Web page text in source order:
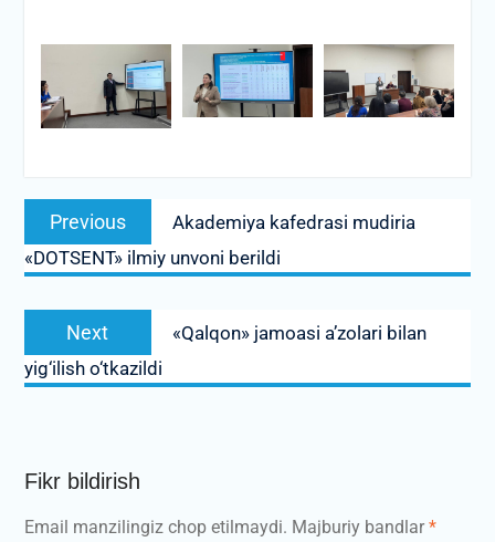
Post
menyusi
Previous
Previous
post:
Akademiya kafedrasi mudiria
«DOTSENT» ilmiy unvoni berildi
Next
post:
«Qalqon» jamoasi a’zolari bilan
yig‘ilish o‘tkazildi
Fikr bildirish
Email manzilingiz chop etilmaydi. Majburiy bandlar*